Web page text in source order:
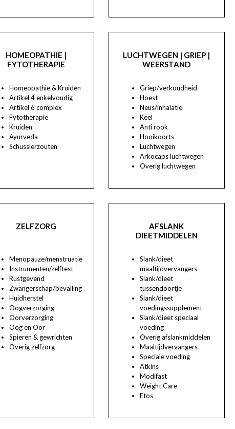
HOMEOPATHIE |
FYTOTHERAPIE
Homeopathie & Kruiden
Artikel 4 enkelvoudig
Artikel 6 complex
Fytotherapie
Kruiden
Ayurveda
Schusslerzouten
LUCHTWEGEN | GRIEP |
WEERSTAND
Griep/verkoudheid
Hoest
Neus/inhalatie
Keel
Anti rook
Hooikoorts
Luchtwegen
Arkocaps luchtwegen
Overig luchtwegen
ZELFZORG
Menopauze/menstruatie
Instrumenten/zelftest
Rustgevend
Zwangerschap/bevalling
Huidherstel
Oogverzorging
Oorverzorging
Oog en Oor
Spieren & gewrichten
Overig zelfzorg
AFSLANK
DIEETMIDDELEN
Slank/dieet
maaltijdvervangers
Slank/dieet
tussendoortje
Slank/dieet
voedingssupplement
Slank/dieet speciaal
voeding
Overig afslankmiddelen
Maaltijdvervangers
Speciale voeding
Atkins
Modifast
Weight Care
Etos